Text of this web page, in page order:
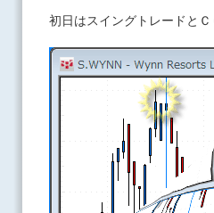
初日はスイングトレードと